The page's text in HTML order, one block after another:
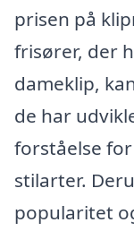
prisen på
frisører, der
dameklip,
de har
forståelse
stilarter.
popularitet